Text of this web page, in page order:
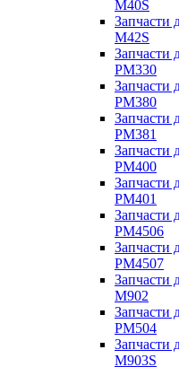
M40S
Запчасти
M42S
Запчасти
PM330
Запчасти
PM380
Запчасти
PM381
Запчасти
PM400
Запчасти
PM401
Запчасти
PM4506
Запчасти
PM4507
Запчасти
M902
Запчасти
PM504
Запчасти
M903S